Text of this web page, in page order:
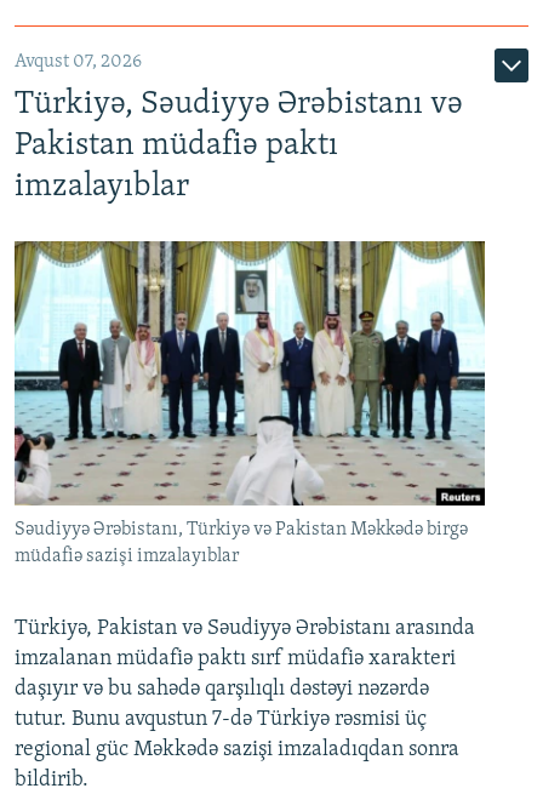
Avqust 07, 2026
Türkiyə, Səudiyyə Ərəbistanı və
Pakistan müdafiə paktı
imzalayıblar
Səudiyyə Ərəbistanı, Türkiyə və Pakistan Məkkədə birgə
müdafiə sazişi imzalayıblar
Türkiyə, Pakistan və Səudiyyə Ərəbistanı arasında
imzalanan müdafiə paktı sırf müdafiə xarakteri
daşıyır və bu sahədə qarşılıqlı dəstəyi nəzərdə
tutur. Bunu avqustun 7-də Türkiyə rəsmisi üç
regional güc Məkkədə sazişi imzaladıqdan sonra
bildirib.